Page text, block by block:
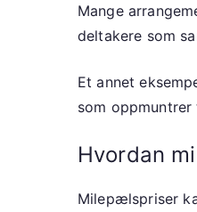
Mange
deltakere som
Et annet
som
Hvordan
Milepælspriser